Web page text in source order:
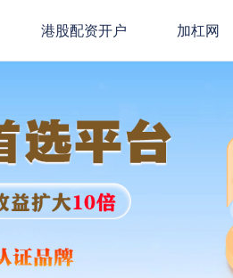
港股配资开户 加杠网